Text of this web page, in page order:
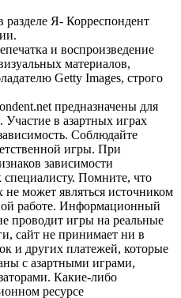
разделе Я- Корреспондент
и воспроизведение
материалов,
Getty Images, строго
предназначены для
в азартных играх
Соблюдайте
игры. При
зависимости
специалисту. Помните, что
не может являться источником
работе. Информационный
проводит игры на реальные
сайт не принимает ни в
и других платежей, которые
с азартными играми,
Какие-либо
ресурсе